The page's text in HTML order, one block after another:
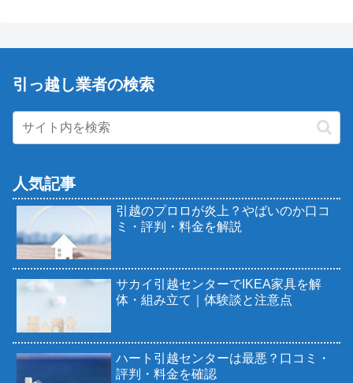
引っ越し業者の検索
人気記事
引越のプロロが炎上？やばいのか口コ
ミ・評判・料金を解説
サカイ引越センターでIKEA家具を解
体・組み立て｜体験談と注意点
ハート引越センターは最悪？口コミ・
評判・料金を確認